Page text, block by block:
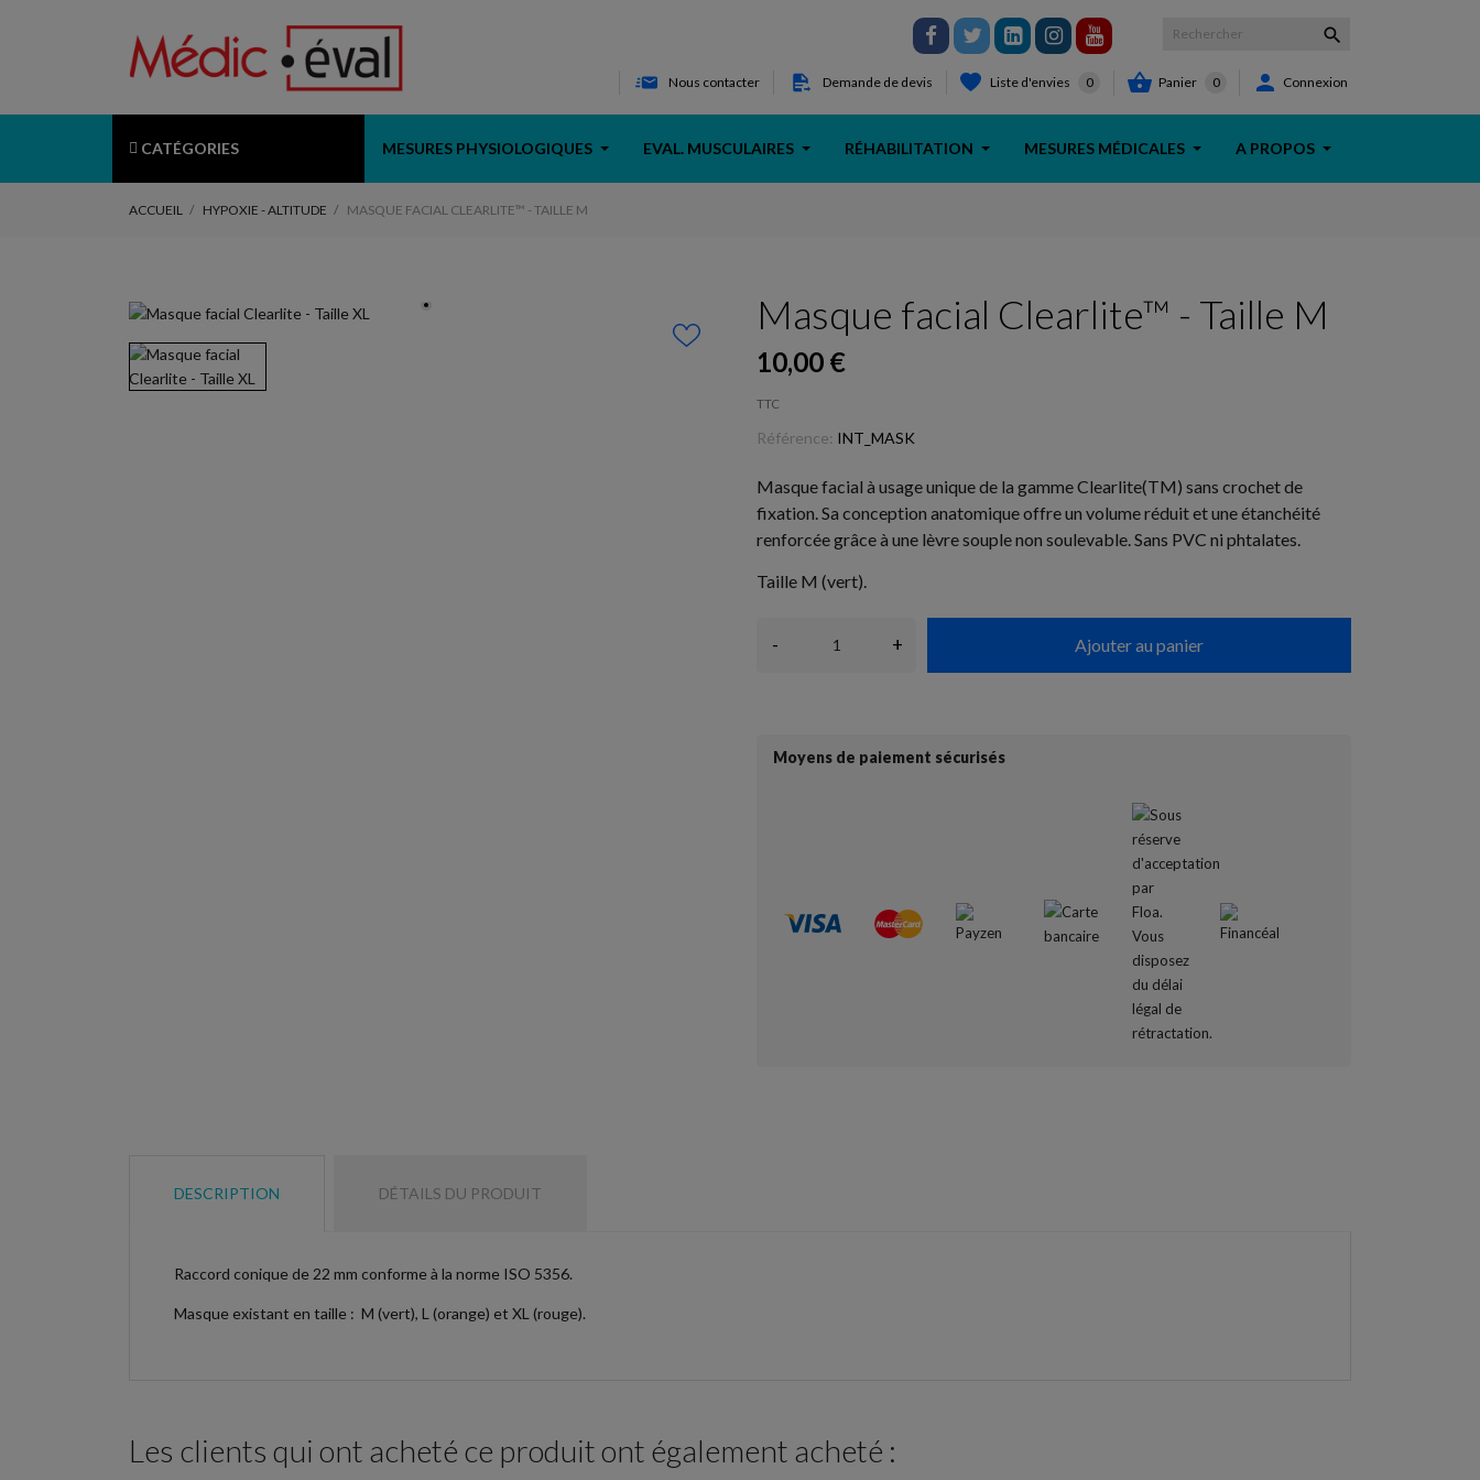

Nous contacter Demande de devis Liste d'envies 0  Panier 0  Connexion
CATÉGORIES MESURES PHYSIOLOGIQUES EVAL. MUSCULAIRES RÉHABILITATION MESURES MÉDICALES A PROPOS
ACCUEIL HYPOXIE - ALTITUDE MASQUE FACIAL CLEARLITE™ - TAILLE M
Masque facial Clearlite™ - Taille M
10,00 €
TTC
Référence: INT_MASK
Masque facial à usage unique de la gamme Clearlite(TM) sans crochet de
fixation. Sa conception anatomique offre un volume réduit et une étanchéité
renforcée grâce à une lèvre souple non soulevable. Sans PVC ni phtalates.
Taille M (vert).
- + Ajouter au panier
Moyens de paiement sécurisés
DESCRIPTION DÉTAILS DU PRODUIT
Raccord conique de 22 mm conforme à la norme ISO 5356.
Masque existant en taille : M (vert), L (orange) et XL (rouge).
Les clients qui ont acheté ce produit ont également acheté :